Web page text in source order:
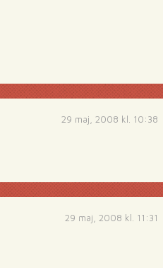
29 maj, 2008 kl. 10:38
29 maj, 2008 kl. 11:31